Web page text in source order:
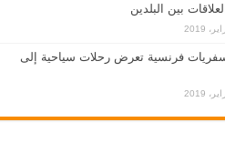
بين البلدين
فرنسية تعرض رحلات سياحية إلى